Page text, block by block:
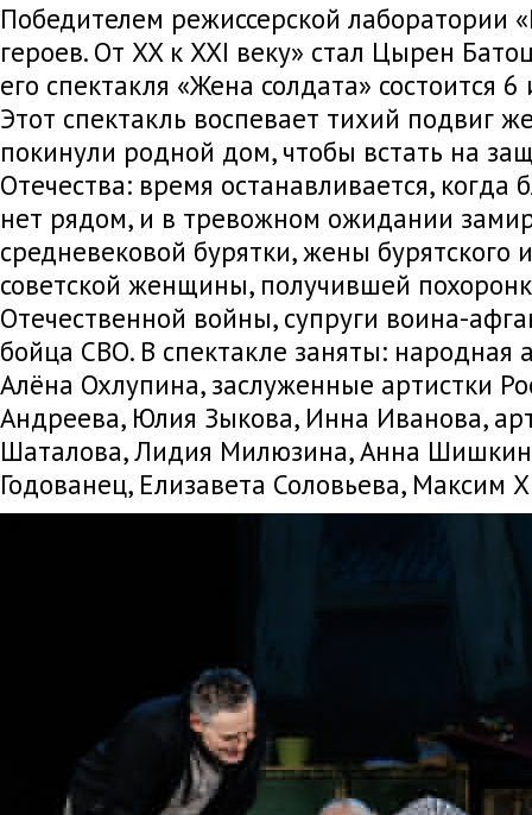
Победителем режиссерской лаборатории
героев. От XX к XXI веку» стал Цырен
его спектакля «Жена солдата» состоится
Этот спектакль воспевает тихий подвиг
покинули родной дом, чтобы встать на
Отечества: время останавливается, когда
нет рядом, и в тревожном ожидании
средневековой бурятки, жены бурятского
советской женщины, получившей
Отечественной войны, супруги воина-
бойца СВО. В спектакле заняты: народная
Алёна Охлупина, заслуженные артистки
Андреева, Юлия Зыкова, Инна Иванова,
Шаталова, Лидия Милюзина, Анна
Годованец, Елизавета Соловьева, Максим